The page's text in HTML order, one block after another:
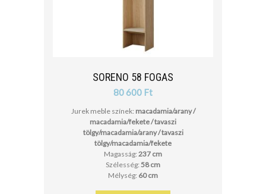
SORENO 58 FOGAS
80 600 Ft
Jurek meble színek: macadamia/arany /
macadamia/fekete / tavaszi
tölgy/macadamia/arany / tavaszi
tölgy/macadamia/fekete
Magasság: 237 cm
Szélesség: 58 cm
Mélység: 60 cm